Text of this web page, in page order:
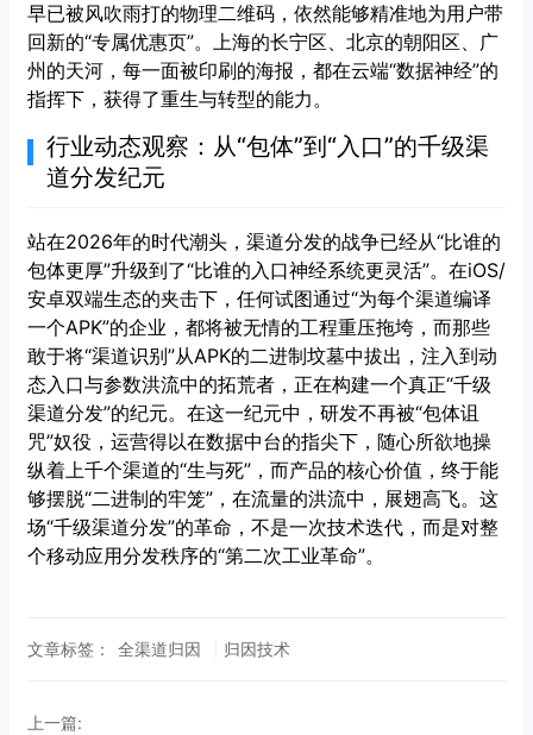
早已被风吹雨打的物理二维码，依然能够精准地为用户带
回新的“专属优惠页”。上海的长宁区、北京的朝阳区、广
州的天河，每一面被印刷的海报，都在云端“数据神经”的
指挥下，获得了重生与转型的能力。
行业动态观察：从“包体”到“入口”的千级渠
道分发纪元
站在2026年的时代潮头，渠道分发的战争已经从“比谁的
包体更厚”升级到了“比谁的入口神经系统更灵活”。在iOS/
安卓双端生态的夹击下，任何试图通过“为每个渠道编译
一个APK”的企业，都将被无情的工程重压拖垮，而那些
敢于将“渠道识别”从APK的二进制坟墓中拔出，注入到动
态入口与参数洪流中的拓荒者，正在构建一个真正“千级
渠道分发”的纪元。在这一纪元中，研发不再被“包体诅
咒”奴役，运营得以在数据中台的指尖下，随心所欲地操
纵着上千个渠道的“生与死”，而产品的核心价值，终于能
够摆脱“二进制的牢笼”，在流量的洪流中，展翅高飞。这
场“千级渠道分发”的革命，不是一次技术迭代，而是对整
个移动应用分发秩序的“第二次工业革命”。
文章标签： 全渠道归因 归因技术
上一篇: